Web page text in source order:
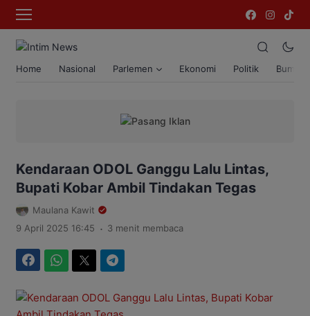
Home Nasional Parlemen Ekonomi Politik Bumi
Kendaraan ODOL Ganggu Lalu Lintas,
Bupati Kobar Ambil Tindakan Tegas
Maulana Kawit
9 April 2025 16:45 . 3 menit membaca